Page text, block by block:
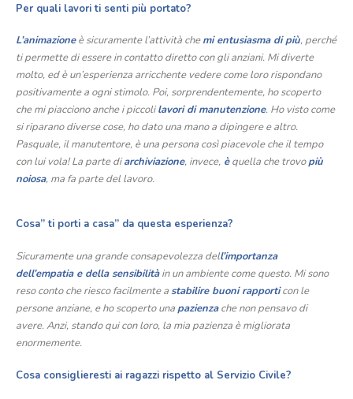
Per quali lavori ti senti più portato?
L’animazioneè sicuramente l’attività chemi entusiasma di più, perché
ti permette di essere in contatto diretto con gli anziani. Mi diverte
molto, ed è un’esperienza arricchente vedere come loro rispondano
positivamente a ogni stimolo. Poi, sorprendentemente, ho scoperto
che mi piacciono anche i piccolilavori di manutenzione. Ho visto come
si riparano diverse cose, ho dato una mano a dipingere e altro.
Pasquale, il manutentore, è una persona così piacevole che il tempo
con lui vola! La parte diarchiviazione, invece, èquella che trovopiù
noiosa, ma fa parte del lavoro.
Cosa” ti porti a casa” da questa esperienza?
Sicuramente una grande consapevolezza dell’importanza
dell’empatia e della sensibilità in un ambiente come questo. Mi sono
reso conto che riesco facilmente a stabilire buoni rapporticon le
persone anziane, e ho scoperto unapazienzache non pensavo di
avere. Anzi, stando qui con loro, la mia pazienza è migliorata
enormemente.
Cosa consiglieresti ai ragazzi rispetto al Servizio Civile?